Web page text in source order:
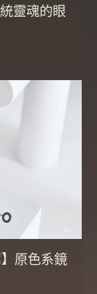
靈魂的眼
原色系鏡